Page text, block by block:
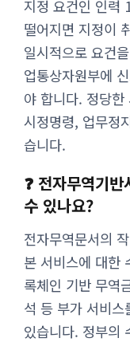
지정 요건인 인력
떨어지면 지정이
일시적으로 요건
업통상자원부에
야 합니다. 정당한
시정명령, 업무정
습니다.
❓ 전자무역기
수 있나요?
전자무역문서의
본 서비스에 대한
록체인 기반 무역
석 등 부가 서비
있습니다. 정부의